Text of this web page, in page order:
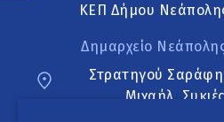
ΚΕΠ Δήμου
Δημαρχείο
Στρατηγού Σαράφη
Μιχαήλ,